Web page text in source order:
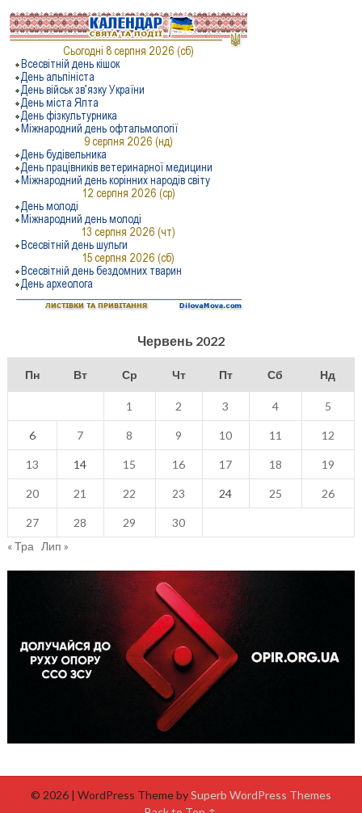
Червень 2022
Пн Вт Ср Чт Пт Сб Нд
1 2 3 4 5
6 7 8 9 10 11 12
13 14 15 16 17 18 19
20 21 22 23 24 25 26
27 28 29
30
« Тра
Лип »
© 2026 | WordPress Theme bySuperb WordPress Themes